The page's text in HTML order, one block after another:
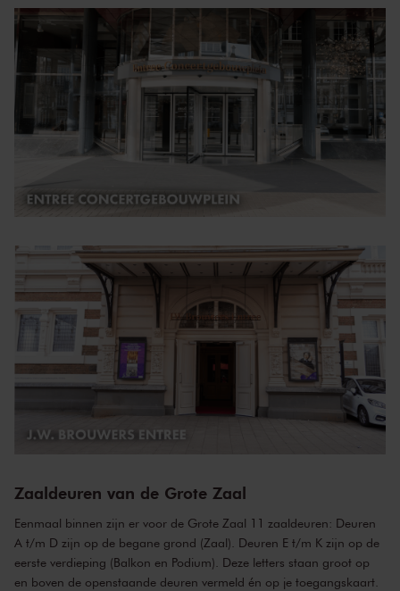
Zaaldeuren van de Grote Zaal
Eenmaal binnen zijn er voor de Grote Zaal 11 zaaldeuren: Deuren
A t/m D zijn op de begane grond (Zaal). Deuren E t/m K zijn op de
eerste verdieping (Balkon en Podium). Deze letters staan groot op
en boven de openstaande deuren vermeld én op je toegangskaart.